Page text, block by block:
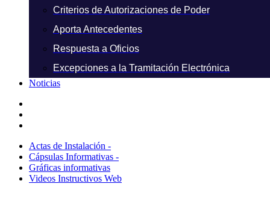
Criterios de Autorizaciones de Poder
Aporta Antecedentes
Respuesta a Oficios
Excepciones a la Tramitación Electrónica
Noticias
Actas de Instalación -
Cápsulas Informativas -
Gráficas informativas
Videos Instructivos Web